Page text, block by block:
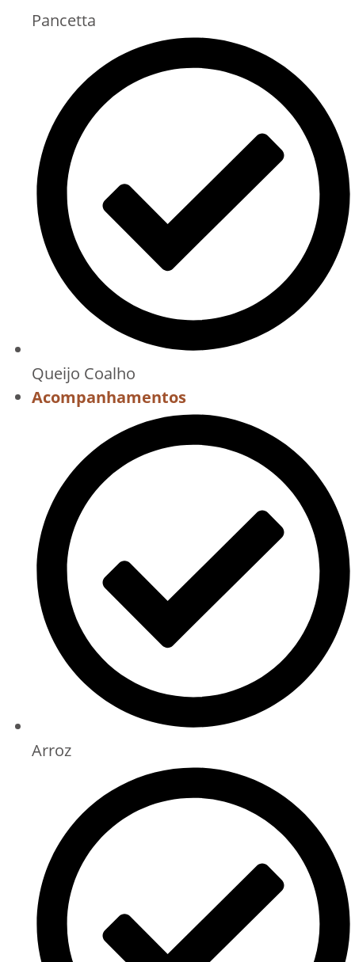
Pancetta
Queijo Coalho
Acompanhamentos
Arroz